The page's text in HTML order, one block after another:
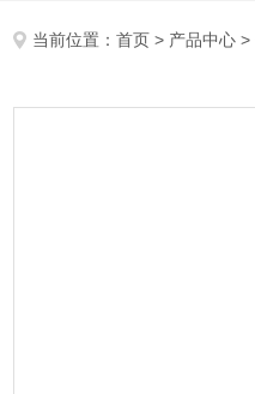
当前位置：首页 > 产品中心 >